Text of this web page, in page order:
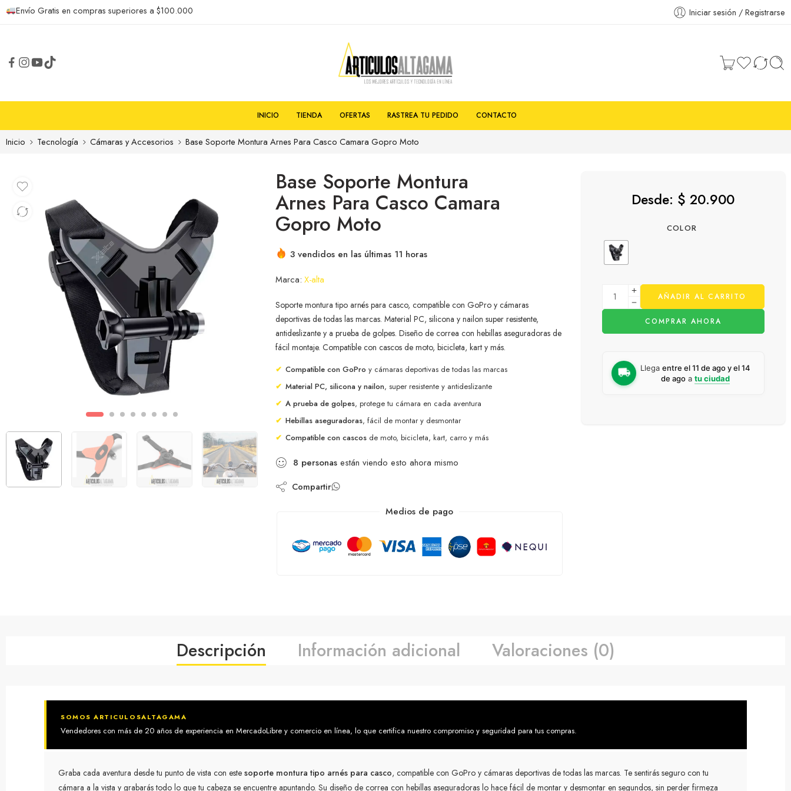
Envío Gratis en compras superiores a $100.000 Iniciar sesión / Registrarse
INICIO TIENDA OFERTAS RASTREA TU PEDIDO CONTACTO
Inicio Tecnología Cámaras y Accesorios Base Soporte Montura Arnes Para Casco Camara Gopro Moto
Base Soporte Montura
Arnes Para Casco Camara
Gopro Moto
3 vendidos en las últimas 11 horas
Marca: X-alta
Soporte montura tipo arnés para casco, compatible con GoPro y cámaras
deportivas de todas las marcas. Material PC, silicona y nailon super resistente,
antideslizante y a prueba de golpes. Diseño de correa con hebillas aseguradoras de
fácil montaje. Compatible con cascos de moto, bicicleta, kart y más.
✔ Compatible con GoPro y cámaras deportivas de todas las marcas
✔ Material PC, silicona y nailon, super resistente y antideslizante
✔ A prueba de golpes, protege tu cámara en cada aventura
✔ Hebillas aseguradoras, fácil de montar y desmontar
✔ Compatible con cascos de moto, bicicleta, kart, carro y más
8 personas están viendo esto ahora mismo
Compartir
Medios de pago
Desde: $ 20.900
COLOR
AÑADIR AL CARRITO
COMPRAR AHORA
Llegaentre el 11 de ago y el 14
de ago atu ciudad
Descripción Información adicional Valoraciones (0)
SOMOS ARTICULOSALTAGAMA
Vendedores con más de 20 años de experiencia en MercadoLibre y comercio en línea, lo que certifica nuestro compromiso y seguridad para tus compras.
Graba cada aventura desde tu punto de vista con este soporte montura tipo arnés para casco, compatible con GoPro y cámaras deportivas de todas las marcas. Te sentirás seguro con tu
cámara a la vista y grabarás todo lo que tu cabeza se encuentre apuntando. Su diseño de correa con hebillas aseguradoras lo hace fácil de montar y desmontar en segundos, sin perder firmeza